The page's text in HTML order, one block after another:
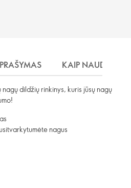
KAIP NAUDOTI?
dildžių rinkinys, kuris jūsų nagų
nagus